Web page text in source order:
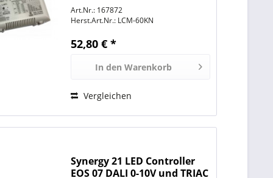
WAtt: 60,3W Volt: 2-90V
Betriebstemperatur: -30°C bis
+80°C LxBxH 123,5x81,5x23mm
weitere Details...
Art.Nr.: 167872
Herst.Art.Nr.: LCM-60KN
52,80 € *
In den Warenkorb
Vergleichen
Synergy 21 LED Controller
EOS 07 DALI 0-10V und TRIAC